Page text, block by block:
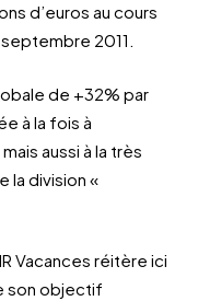
d’euros au cours
2011.
de +32% par
à la fois à
aussi à la très
la division «
Vacances réitère ici
son objectif